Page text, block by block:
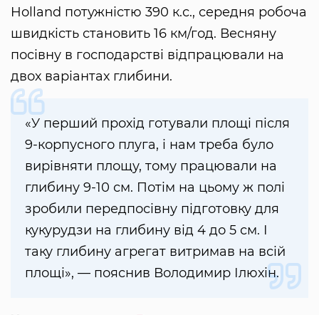
Holland потужністю 390 к.с., середня робоча
швидкість становить 16 км/год. Весняну
посівну в господарстві відпрацювали на
двох варіантах глибини.
«У перший прохід готували площі після
9-корпусного плуга, і нам треба було
вирівняти площу, тому працювали на
глибину 9-10 см. Потім на цьому ж полі
зробили передпосівну підготовку для
кукурудзи на глибину від 4 до 5 см. І
таку глибину агрегат витримав на всій
площі», — пояснив Володимир Ілюхін.